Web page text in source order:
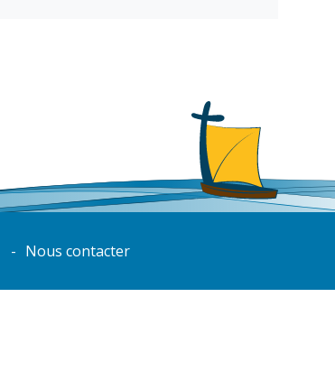
Nous contacter